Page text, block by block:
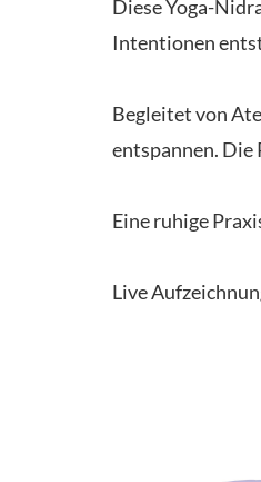
Diese Yoga-
Intentionen
Begleitet von
entspannen. Die
Eine ruhige
Live